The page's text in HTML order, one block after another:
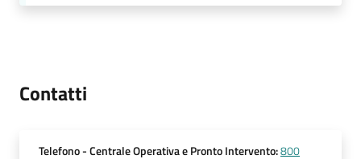
Contatti
Telefono- Centrale Operativa e Pronto Intervento:800